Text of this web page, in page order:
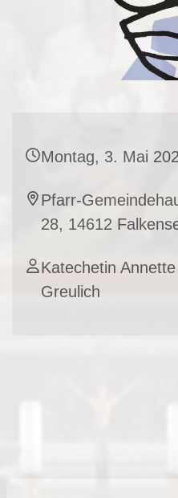
Montag, 3. Mai
Pfarr-
28, 14612
Katechetin
Greulich